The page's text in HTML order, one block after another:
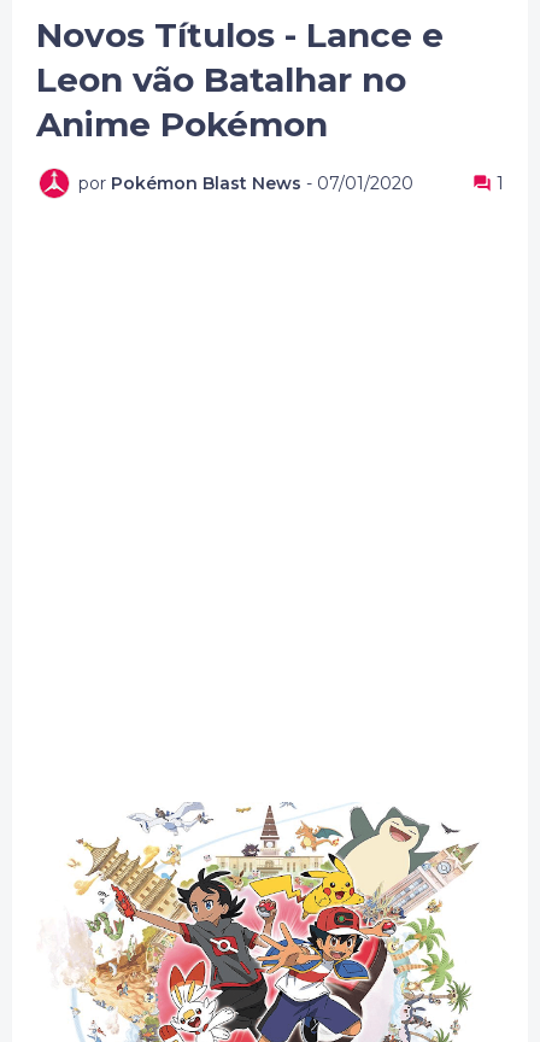
Novos Títulos - Lance e
Leon vão Batalhar no
Anime Pokémon
por Pokémon Blast News - 07/01/2020 1